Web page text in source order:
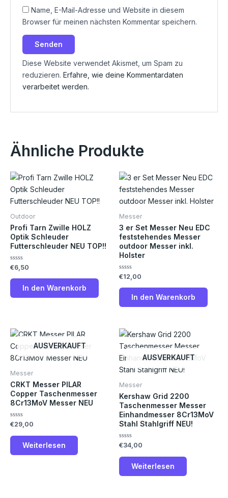
Name, E-Mail-Adresse und Website in diesem
Browser für meinen nächsten Kommentar speichern.
Diese Website verwendet Akismet, um Spam zu
reduzieren.Erfahre, wie deine Kommentardaten
verarbeitet werden.
Ähnliche Produkte
Outdoor
Profi Tarn Zwille HOLZ
Optik Schleuder
Futterschleuder NEU TOP!!
Bewertet
0
€6,50
In den Warenkorb
Messer
3 er Set Messer Neu EDC
feststehendes Messer
outdoor Messer inkl.
Holster
Bewertet
0
€12,00
In den Warenkorb
AUSVERKAUFT
Messer
CRKT Messer PILAR
Copper Taschenmesser
8Cr13MoV Messer NEU
Bewertet
0
€29,00
Weiterlesen
AUSVERKAUFT
Messer
Kershaw Grid 2200
Taschenmesser Messer
Einhandmesser 8Cr13MoV
Stahl Stahlgriff NEU!
Bewertet
0
€34,00
Weiterlesen